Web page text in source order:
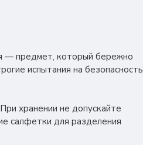
— предмет, который бережно
испытания на безопасность
хранении не допускайте
салфетки для разделения